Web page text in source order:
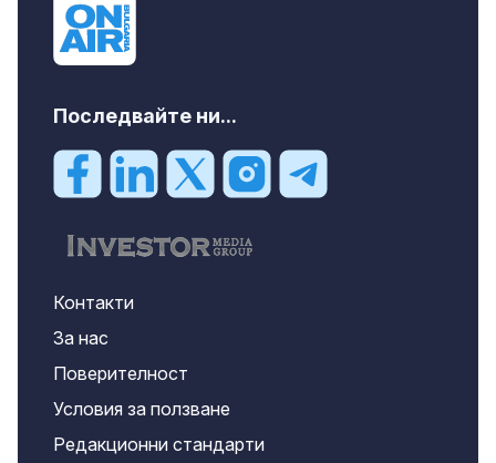
Последвайте ни...
Контакти
За нас
Поверителност
Условия за ползване
Редакционни стандарти